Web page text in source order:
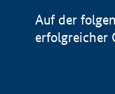
Auf der
erfolgreicher